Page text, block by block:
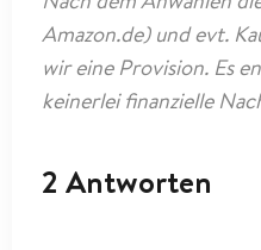
Amazon.de) und evt.
wir eine Provision. Es
keinerlei finanzielle
2 Antworten